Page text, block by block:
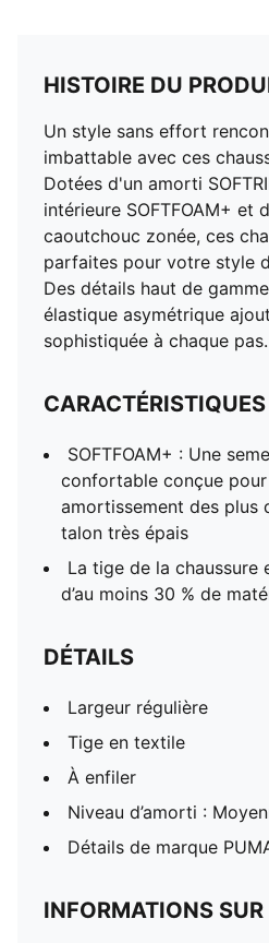
HISTOIRE DU
Un style sans effort
imbattable avec ces
Dotées d'un amorti
intérieure SOFTFOAM+ et
caoutchouc zonée, ces
parfaites pour votre style
Des détails haut de
élastique asymétrique
sophistiquée à chaque pas.
SOFTFOAM+ : Une
confortable conçue
amortissement des plus
talon très épais
La tige de la
d’au moins 30 % de
DÉTAILS
Largeur régulière
Tige en textile
À enfiler
Niveau d’amorti :
Détails de marque
INFORMATIONS